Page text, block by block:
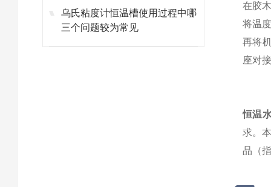
乌氏粘度计恒温槽使用过程中哪
三个问题较为常见
在胶
将温
再将
座对
恒温
求。
品（